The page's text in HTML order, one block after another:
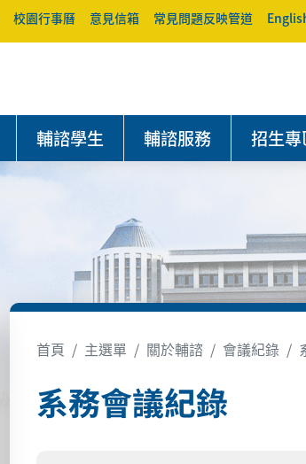
校園行事曆 意見信箱 常見問題反映管道
輔諮學生 輔諮服務 招生專
首頁 主選單 關於輔諮 會議紀錄
系務會議紀錄